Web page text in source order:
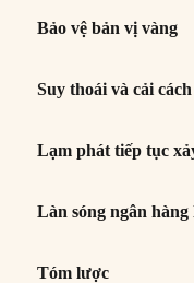
Bảo vệ bản vị vàng
Suy thoái và cải cách
Lạm phát tiếp tục
Làn sóng ngân hàng
Tóm lược